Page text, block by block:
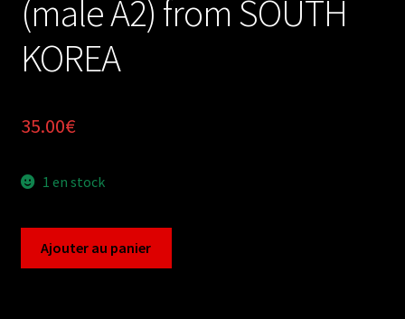
(male A2) from SOUTH
KOREA
35.00€
1 en stock
Ajouter au panier